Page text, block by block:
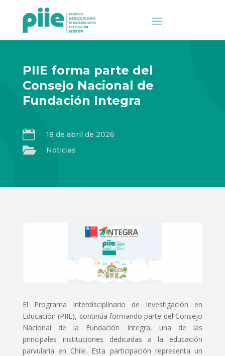
PIIE forma parte del
Consejo Nacional de
Fundación Integra
 18 de abril de 2026
 Noticias
El Programa Interdisciplinario de Investigación en
Educación (PIIE), continúa formando parte del Consejo
Nacional de la Fundación Integra, una de las
principales instituciones dedicadas a la educación
parvularia en Chile. Esta participación representa un